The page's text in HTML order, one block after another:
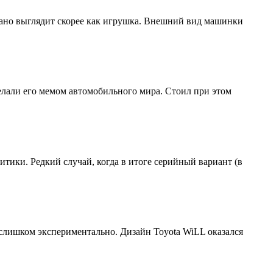
выглядит скорее как игрушка. Внешний вид машинки
его мемом автомобильного мира. Стоил при этом
Редкий случай, когда в итоге серийный вариант (в
экспериментально. Дизайн Toyota WiLL оказался